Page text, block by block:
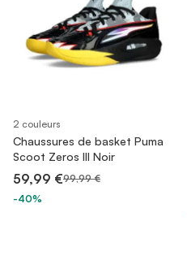
2 couleurs
Chaussures de basket Puma
Scoot Zeros III Noir
59,99 €99,99 €
-40%